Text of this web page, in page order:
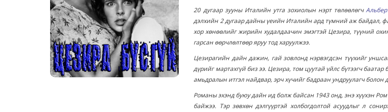
20 дугаар зууны Италийн утга зохиолын нэрт төлөөлөгч
дэлхийн 2 дугаар дайны үеийн Италийн ард түмний аж байдал,
хор хөнөөлийг жирийн худалдаачин эмэгтэй Цезира, түүний
гарсан өөрчлөлтөөр яруу тод харуулжээ.
Цезирагийн дайн дажин, гай зовлонд нэрвэгдсэн түүхийг
дүрийг мартахгүй биз ээ. Цезира, том цуутай үйлс бүтээгч
амьдралын итгэл найдвар, эрч хүчийг бадраан ундруулагч болон
Романы эхэнд буюу дайн ид болж байсан 1943 онд, энэ хүүхэн
байжээ. Тэр зөвхөн дэлгүүртэй холбогдолтой асуудлыг л